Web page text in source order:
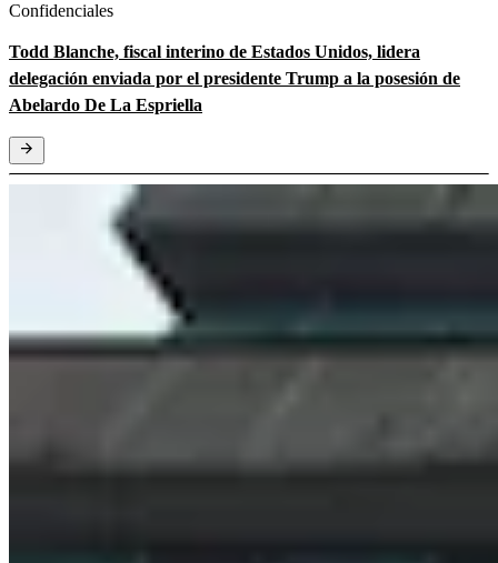
Confidenciales
Todd Blanche, fiscal interino de Estados Unidos, lidera
delegación enviada por el presidente Trump a la posesión de
Abelardo De La Espriella